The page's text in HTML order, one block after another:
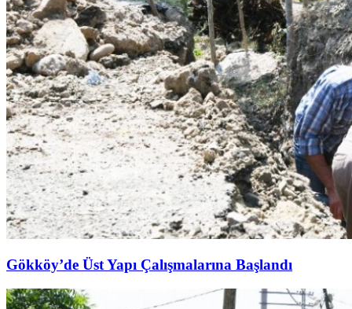
Gökköy’de Üst Yapı Çalışmalarına Başlandı